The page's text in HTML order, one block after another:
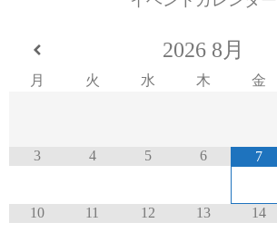
2026 8月
月 火 水 木 金
3 4 5 6 7
10 11 12 13 14